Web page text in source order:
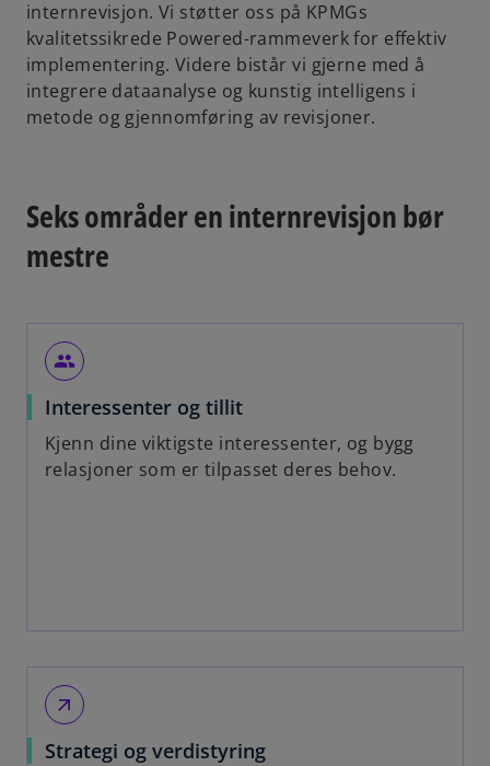
internrevisjon. Vi støtter oss på KPMGs
kvalitetssikrede Powered-rammeverk for effektiv
implementering. Videre bistår vi gjerne med å
integrere dataanalyse og kunstig intelligens i
metode og gjennomføring av revisjoner.
Seks områder en internrevisjon bør
mestre
group
Interessenter og tillit
Kjenn dine viktigste interessenter, og bygg
relasjoner som er tilpasset deres behov.
arrow_outward
Strategi og verdistyring